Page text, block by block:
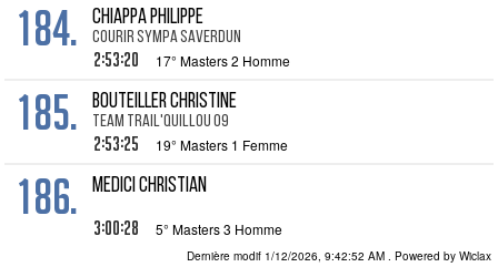
184. CHIAPPA Philippe
courir sympa saverdun
2:53:20 17° Masters 2 Homme
185. BOUTEILLER Christine
Team Trail'quillou 09
2:53:25 19° Masters 1 Femme
186. MEDICI Christian
3:00:28 5° Masters 3 Homme
Dernière modif 1/12/2026, 9:42:52 AM . Powered by Wiclax